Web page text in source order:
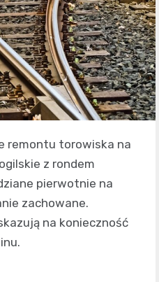
remontu torowiska na
z rondem
pierwotnie na
zachowane.
na konieczność